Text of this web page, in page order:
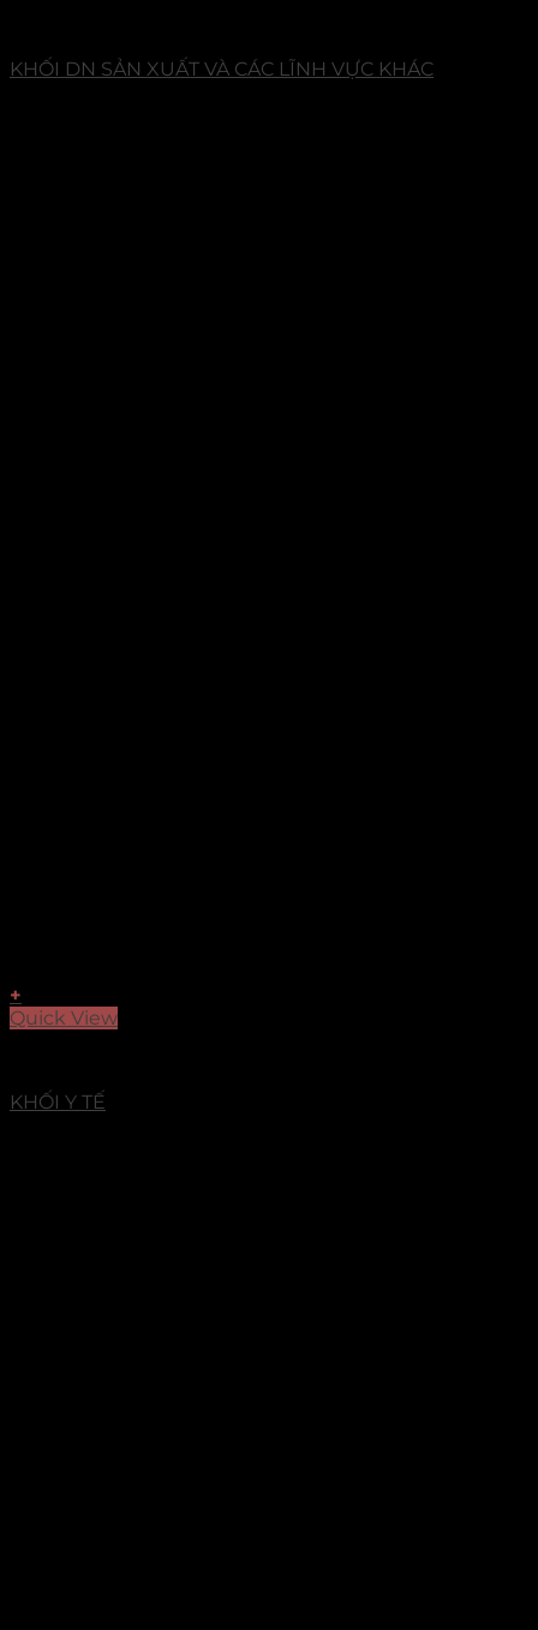
KHỐI DN SẢN XUẤT VÀ CÁC LĨNH VỰC KHÁC
+
Quick View
KHỐI Y TẾ